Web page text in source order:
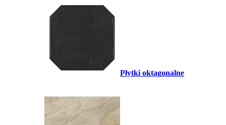
Płytki oktagonalne